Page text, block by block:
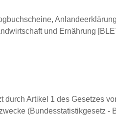
und Ernährung
Artikel 1 des Gesetzes
(Bundesstatistikgesetz -